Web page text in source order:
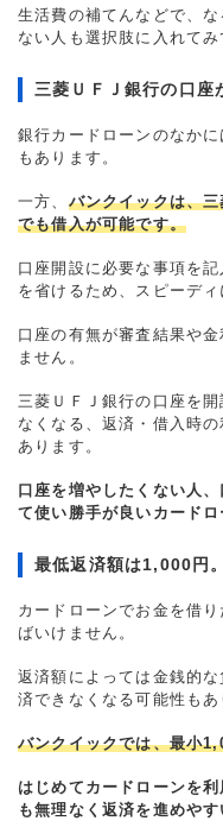
生活費の補てんなどで、
ない人も選択肢に入れてみ
三菱ＵＦＪ銀行の口座
銀行カードローンのなか
もあります。
一方、 バンクイックは、
でも借入が可能です。
口座開設に必要な事項を
を省けるため、スピーデ
口座の有無が審査結果や
ません。
三菱ＵＦＪ銀行の口座を
なくなる、返済・借入時
あります。
口座を増やしたくない人
て使い勝手が良いカードロ
最低返済額は1,000円
カードローンでお金を借
ばいけません。
返済額によっては金銭的
済できなくなる可能性もあ
バンクイックでは、最小
はじめてカードローンを
も無理なく返済を進めや